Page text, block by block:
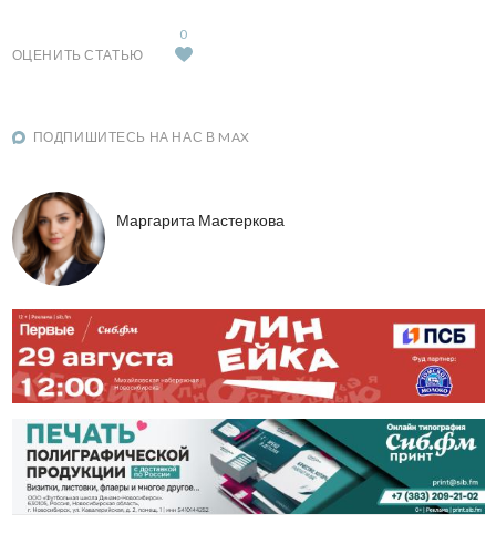
ОЦЕНИТЬ СТАТЬЮ
0
ПОДПИШИТЕСЬ НА НАС В MAX
Маргарита Мастеркова